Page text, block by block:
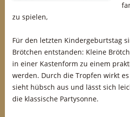
zu spielen,
Für den letzten Kindergeburtstag
Brötchen entstanden: Kleine
in einer Kastenform zu einem
werden. Durch die Tropfen wirkt
sieht hübsch aus und lässt sich
die klassische Partysonne.